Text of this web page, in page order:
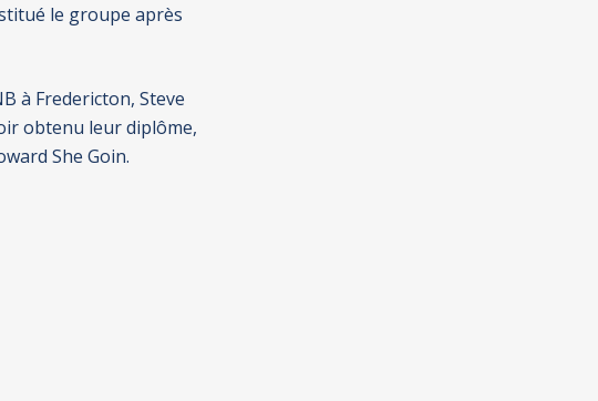
le groupe après
à Fredericton, Steve
obtenu leur diplôme,
She Goin.